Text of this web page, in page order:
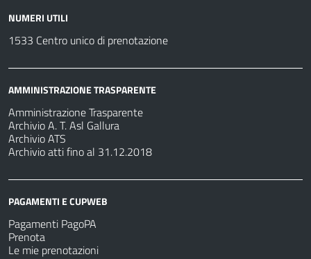
NUMERI UTILI
1533 Centro unico di prenotazione
AMMINISTRAZIONE TRASPARENTE
Amministrazione Trasparente
Archivio A. T. Asl Gallura
Archivio ATS
Archivio atti fino al 31.12.2018
PAGAMENTI E CUPWEB
Pagamenti PagoPA
Prenota
Le mie prenotazioni